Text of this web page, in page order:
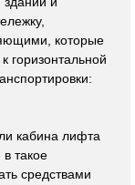
которые
горизонтальной
кабина лифта
в такое
средствами